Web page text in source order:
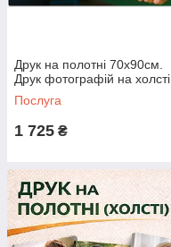
Друк на полотні 70х90см.
Друк фотографій на холсті
Послуга
1 725 ₴